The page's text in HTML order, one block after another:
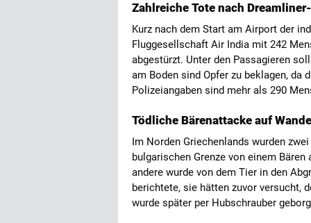
Zahlreiche Tote nach
Kurz nach dem Start am Airport der
Fluggesellschaft Air India mit 242
abgestürzt. Unter den Passagieren
am Boden sind Opfer zu beklagen, da
Polizeiangaben sind mehr als 290
Tödliche Bärenattacke auf
Im Norden Griechenlands wurden
bulgarischen Grenze von einem
andere wurde von dem Tier in den
berichtete, sie hätten zuvor versucht,
wurde später per Hubschrauber